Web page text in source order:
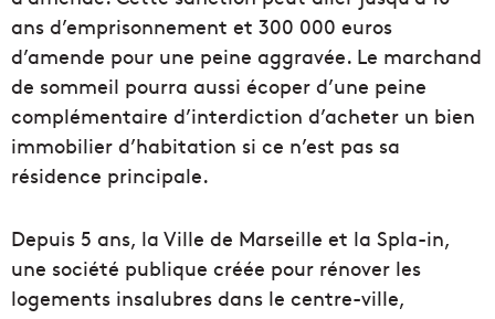
ans d’emprisonnement et 300 000 euros
d’amende pour une peine aggravée. Le marchand
de sommeil pourra aussi écoper d’une peine
complémentaire d’interdiction d’acheter un bien
immobilier d’habitation si ce n’est pas sa
résidence principale.
Depuis 5 ans, la Ville de Marseille et la Spla-in,
une société publique créée pour rénover les
logements insalubres dans le centre-ville,